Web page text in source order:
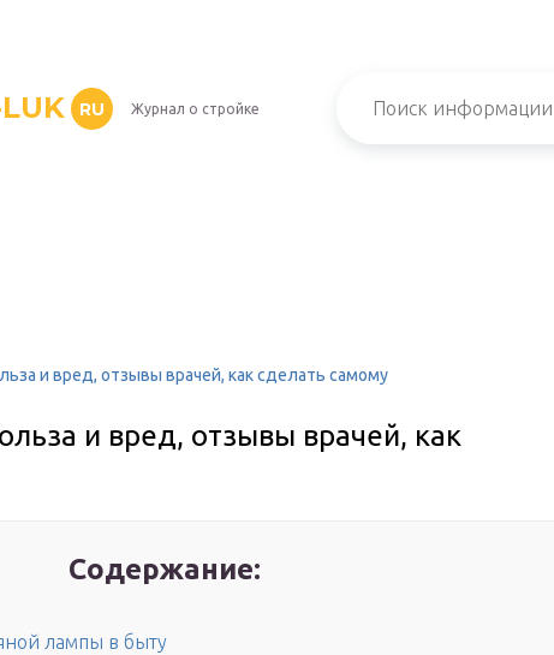
RU Журнал о стройке
и вред, отзывы врачей, как сделать самому
и вред, отзывы врачей, как
Содержание:
лампы в быту